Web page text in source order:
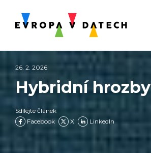
26. 2. 2026
Hybridní hrozby
Sdílejte článek
Facebook
X LinkedIn